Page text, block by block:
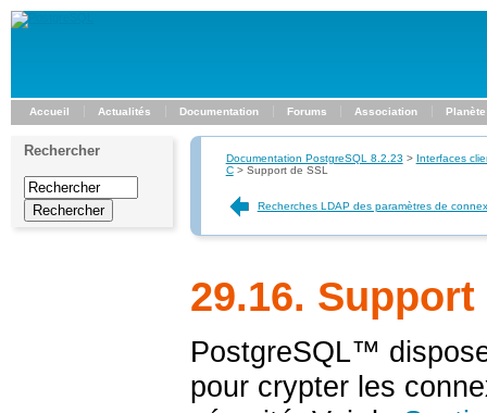
Accueil Actualités Documentation Forums Association Planète
Rechercher Documentation PostgreSQL 8.2.23 > Interfaces
C> Support de SSL
Recherches LDAP des paramètres de
29.16. Support
PostgreSQL™
pour crypter les